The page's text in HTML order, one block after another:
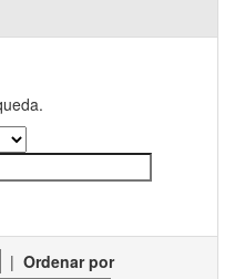
| Ordenar por